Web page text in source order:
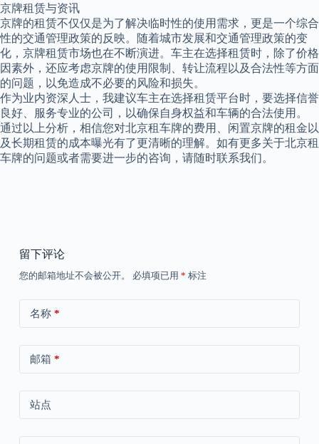
京牌租赁与资讯
京牌的租赁不仅仅是为了解决临时性的使用需求，更是一个综合
性的交通管理政策的反映。随着城市发展和交通管理政策的变
化，京牌租赁市场也在不断演进。车主在选择租赁时，除了价格
因素外，还应考虑京牌的使用限制、转让流程以及合法性等方面
的问题，以免造成不必要的风险和损失。
作为业内资深人士，我建议车主在选择租赁平台时，要选择信誉
良好、服务专业的公司，以确保自身权益和车辆的合法使用。
通过以上分析，相信您对北京租车牌的费用、闲置京牌的租金以
及长期租赁的成本曝光有了更清晰的理解。如有更多关于北京租
车牌的问题或者需要进一步的咨询，请随时联系我们。
留下评论
您的邮箱地址不会被公开。 必填项已用 * 标注
名称*
邮箱 *
站点